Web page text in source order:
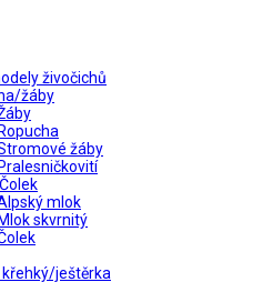
živočichů
žáby
Ropucha
žáby
Pralesničkovití
mlok
Mlok skvrnitý
křehký/ještěrka